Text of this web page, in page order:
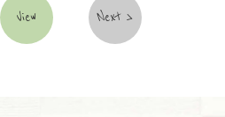
View Next